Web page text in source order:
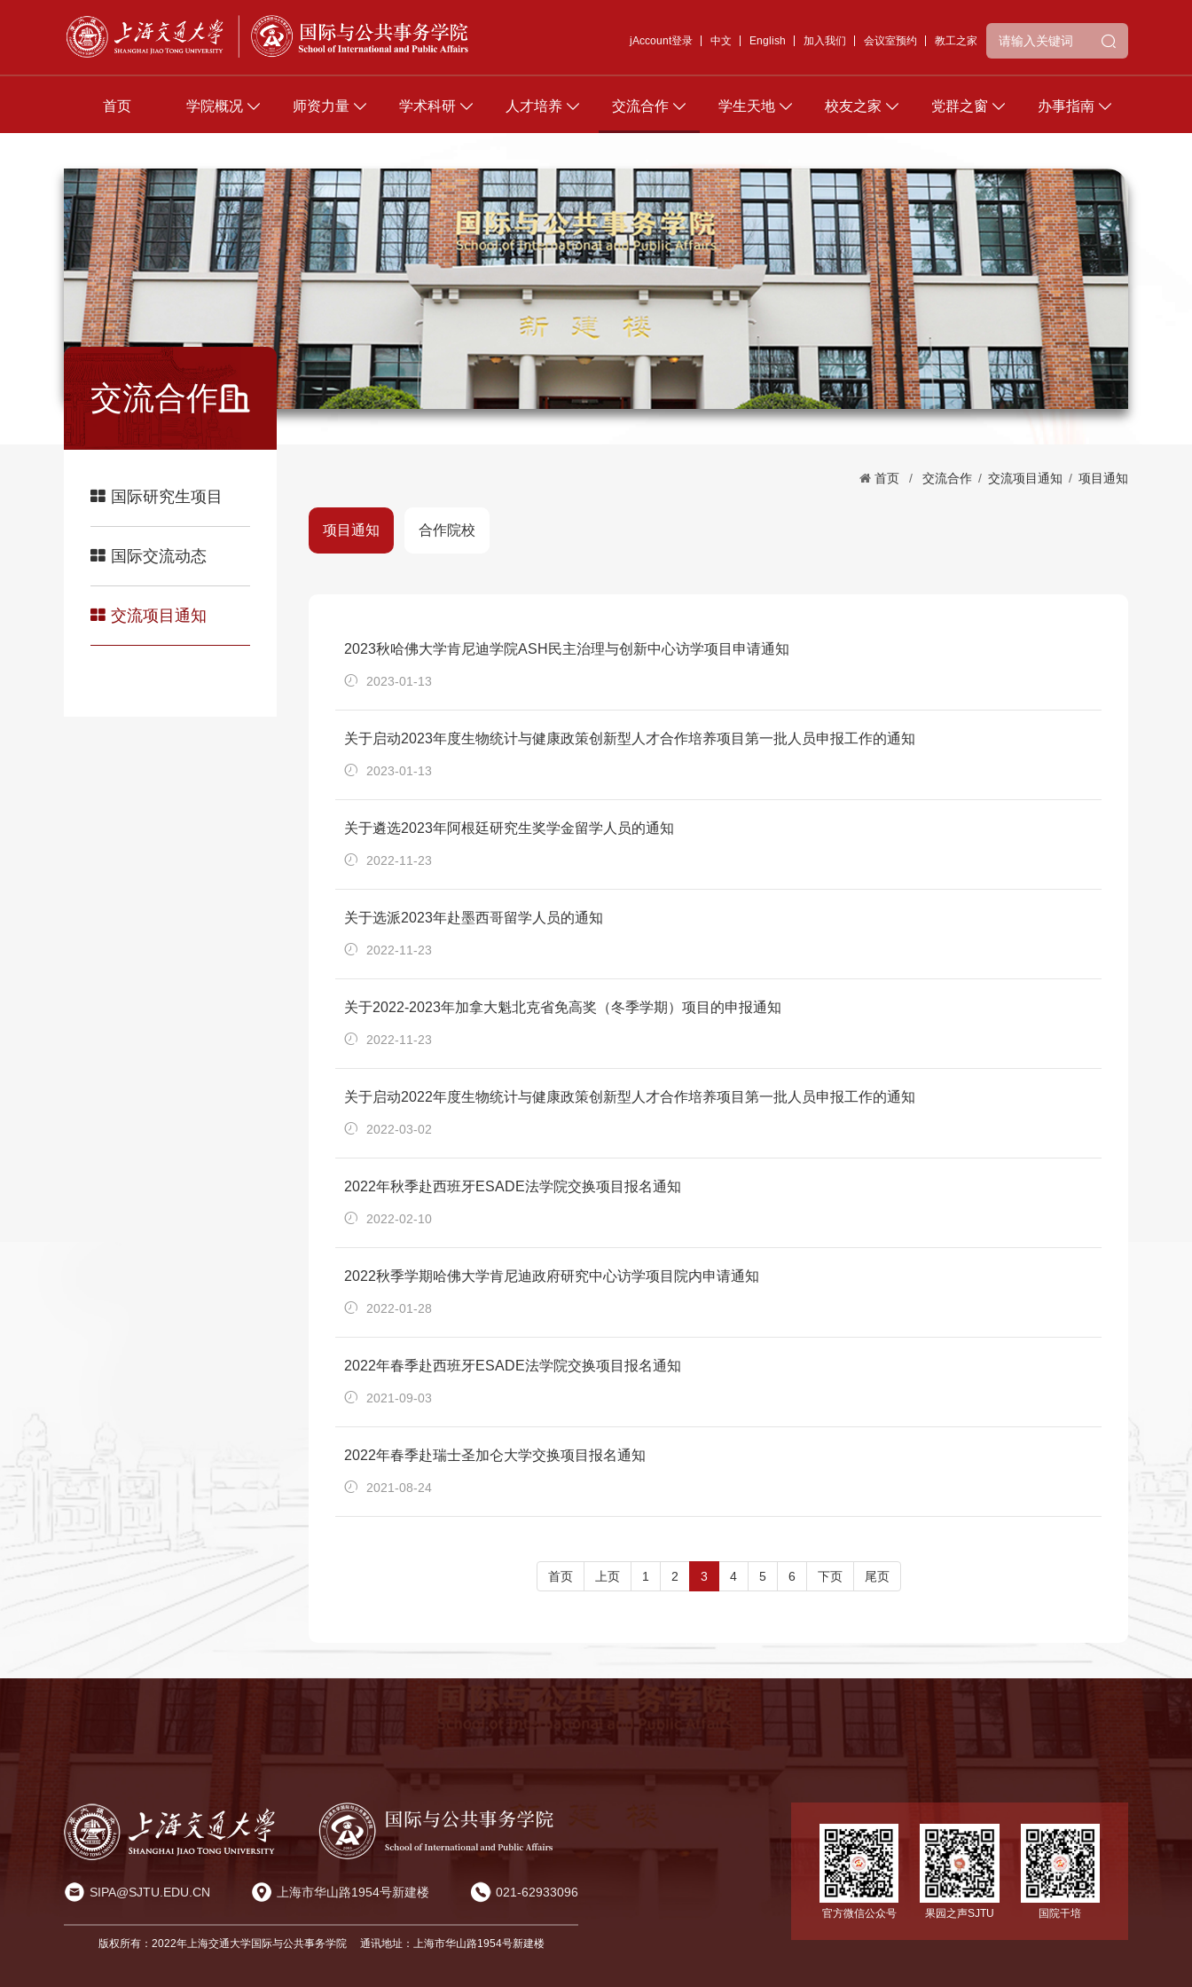
jAccount登录 中文 English 加入我们 会议室预约 教工之家
首页 学院概况 师资力量 学术科研 人才培养 交流合作 学生天地 校友之家 党群之窗 办事指南
交流合作
国际研究生项目
国际交流动态
交流项目通知
首页 / 交流合作 / 交流项目通知 / 项目通知
项目通知 合作院校
2023秋哈佛大学肯尼迪学院ASH民主治理与创新中心访学项目申请通知
2023-01-13
关于启动2023年度生物统计与健康政策创新型人才合作培养项目第一批人员申报工作的通知
2023-01-13
关于遴选2023年阿根廷研究生奖学金留学人员的通知
2022-11-23
关于选派2023年赴墨西哥留学人员的通知
2022-11-23
关于2022-2023年加拿大魁北克省免高奖（冬季学期）项目的申报通知
2022-11-23
关于启动2022年度生物统计与健康政策创新型人才合作培养项目第一批人员申报工作的通知
2022-03-02
2022年秋季赴西班牙ESADE法学院交换项目报名通知
2022-02-10
2022秋季学期哈佛大学肯尼迪政府研究中心访学项目院内申请通知
2022-01-28
2022年春季赴西班牙ESADE法学院交换项目报名通知
2021-09-03
2022年春季赴瑞士圣加仑大学交换项目报名通知
2021-08-24
首页 上页 1 2 3 4 5 6 下页 尾页
SIPA@SJTU.EDU.CN 上海市华山路1954号新建楼 021-62933096
版权所有：2022年上海交通大学国际与公共事务学院 通讯地址：上海市华山路1954号新建楼
官方微信公众号 果园之声SJTU 国院干培